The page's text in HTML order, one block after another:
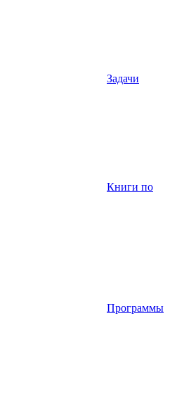
Задачи
Книги по
Программы